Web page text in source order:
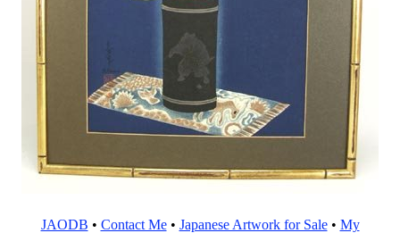
JAODB • Contact Me• Japanese Artwork for Sale• My